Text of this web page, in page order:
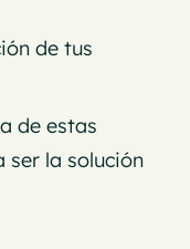
de tus
de estas
ser la solución